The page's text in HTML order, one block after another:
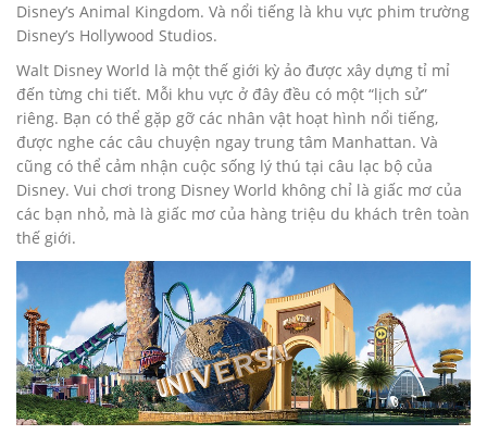
Disney’s Animal Kingdom. Và nổi tiếng là khu vực phim trường
Disney’s Hollywood Studios.
Walt Disney World là một thế giới kỳ ảo được xây dựng tỉ mỉ
đến từng chi tiết. Mỗi khu vực ở đây đều có một “lịch sử”
riêng. Bạn có thể gặp gỡ các nhân vật hoạt hình nổi tiếng,
được nghe các câu chuyện ngay trung tâm Manhattan. Và
cũng có thể cảm nhận cuộc sống lý thú tại câu lạc bộ của
Disney. Vui chơi trong Disney World không chỉ là giấc mơ của
các bạn nhỏ, mà là giấc mơ của hàng triệu du khách trên toàn
thế giới.